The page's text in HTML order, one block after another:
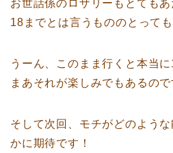
お世話係のロザリーもとてもあ
18までとは言うもののとっても
うーん、このまま行くと本当
まあそれが楽しみでもあるので
そして次回、モチがどのよう
かに期待です！